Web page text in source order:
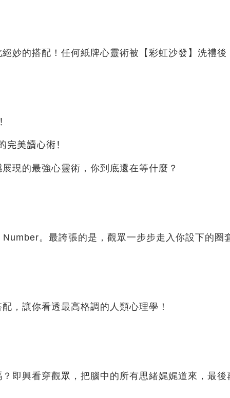
妙的搭配！任何紙牌心靈術被【彩虹沙發】洗禮後
！
完美讀心術！
現的最強心靈術，你到底還在等什麼？
。最誇張的是，觀眾一步步走入你設下的
，讓你看透最高格調的人類心理學！
即興看穿觀眾，把腦中的所有思緒娓娓道來，最